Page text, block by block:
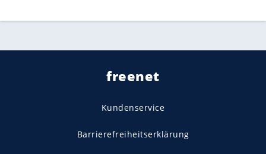
freenet
Kundenservice
Barrierefreiheitserklärung